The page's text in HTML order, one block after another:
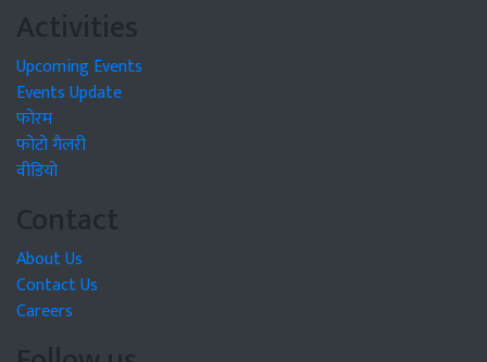
Activities
Upcoming Events
Events Update
फोरम
फोटो गैलरी
वीडियो
Contact
About Us
Contact Us
Careers